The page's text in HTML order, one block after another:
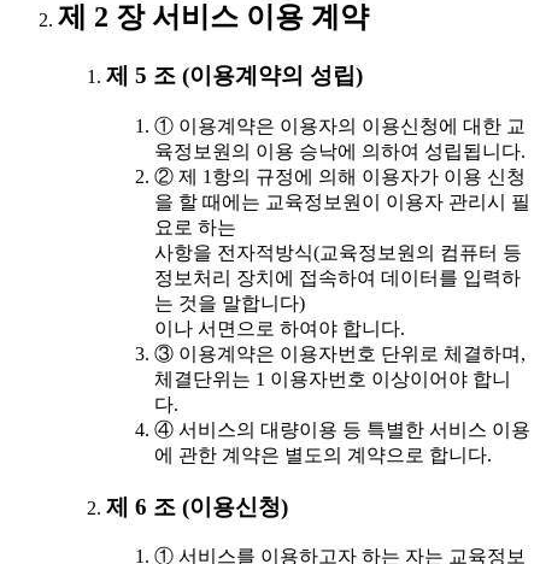
제 2 장 서비스 이용 계약
제 5 조 (이용계약의 성립)
① 이용계약은 이용자의 이용신청에 대한 교
육정보원의 이용 승낙에 의하여 성립됩니다.
② 제 1항의 규정에 의해 이용자가 이용 신청
을 할 때에는 교육정보원이 이용자 관리시 필
요로 하는
사항을 전자적방식(교육정보원의 컴퓨터 등
정보처리 장치에 접속하여 데이터를 입력하
는 것을 말합니다)
이나 서면으로 하여야 합니다.
③ 이용계약은 이용자번호 단위로 체결하며,
체결단위는 1 이용자번호 이상이어야 합니
다.
④ 서비스의 대량이용 등 특별한 서비스 이용
에 관한 계약은 별도의 계약으로 합니다.
제 6 조 (이용신청)
① 서비스를 이용하고자 하는 자는 교육정보